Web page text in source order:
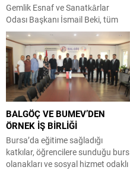
uygulaması başarıyla
gerçekleştirildi. Çalışmalar
kapsamında Eğitim
Caddesi’nde...
Gemlik Esnaf ve Sanatkârlar
Odası Başkanı İsmail Beki, tüm
üyeleri dijital dönüşüm tanıtım
toplantısına katılmaya davet etti.
Toplantının gün ve saati,
üyelerimizin katılımını en üst
düzeyde sağlayacak şekilde,
katılım tercihleri doğrultusunda
belirlenecek. Gemlik Esnaf ve
Sanatkârlar Odası tarafından,
üyelerinin dijital dünyada daha
güçlü yer alabilmeleri amacıyla
DIGITALLY 16 KEDD iş...
BALGÖÇ VE BUMEV’DEN
ÖRNEK İŞ BİRLİĞİ
Bursa’da eğitime sağladığı
katkılar, öğrencilere sunduğu burs
olanakları ve sosyal hizmet odaklı